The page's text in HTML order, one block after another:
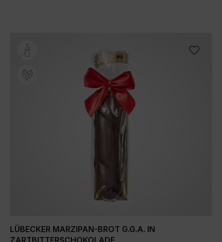
LÜBECKER MARZIPAN-BROT G.G.A. IN
ZARTBITTERSCHOKOLADE